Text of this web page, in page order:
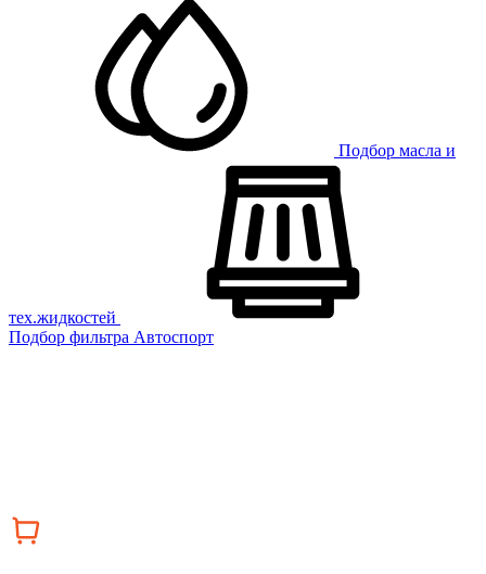
Подбор масла и
тех.жидкостей
Подбор фильтра Автоспорт